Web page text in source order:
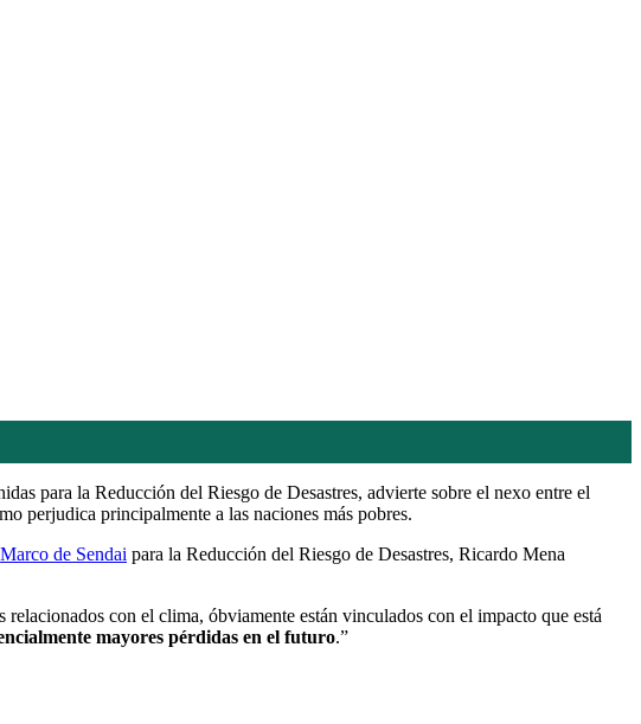
para la Reducción del Riesgo de Desastres, advierte sobre el nexo entre el
perjudica principalmente a las naciones más pobres.
Marco de Sendai para la Reducción del Riesgo de Desastres, Ricardo Mena
con el clima, óbviamente están vinculados con el impacto que está
mayores pérdidas en el futuro.”